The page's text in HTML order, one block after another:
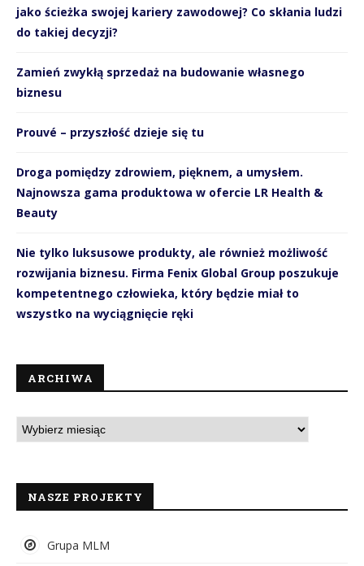
jako ścieżka swojej kariery zawodowej? Co skłania ludzi
do takiej decyzji?
Zamień zwykłą sprzedaż na budowanie własnego
biznesu
Prouvé – przyszłość dzieje się tu
Droga pomiędzy zdrowiem, pięknem, a umysłem.
Najnowsza gama produktowa w ofercie LR Health &
Beauty
Nie tylko luksusowe produkty, ale również możliwość
rozwijania biznesu. Firma Fenix Global Group poszukuje
kompetentnego człowieka, który będzie miał to
wszystko na wyciągnięcie ręki
ARCHIWA
NASZE PROJEKTY
Grupa MLM